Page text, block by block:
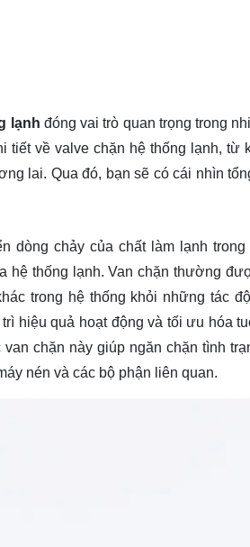
lạnh đóng vai trò quan trọng trong
tiết về valve chặn hệ thống lạnh, từ
lai. Qua đó, bạn sẽ có cái nhìn
chảy của chất làm lạnh trong
hệ thống lạnh. Van chặn thường
trong hệ thống khỏi những tác
hiệu quả hoạt động và tối ưu hóa
chặn này giúp ngăn chặn tình
nén và các bộ phận liên quan.